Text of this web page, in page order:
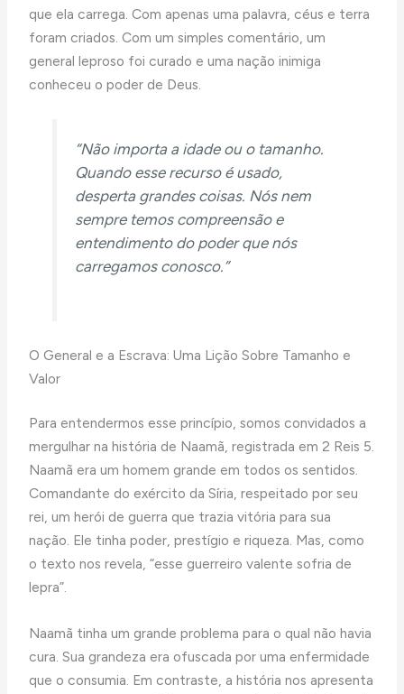
que ela carrega. Com apenas uma palavra, céus e terra
foram criados. Com um simples comentário, um
general leproso foi curado e uma nação inimiga
conheceu o poder de Deus.
“Não importa a idade ou o tamanho.
Quando esse recurso é usado,
desperta grandes coisas. Nós nem
sempre temos compreensão e
entendimento do poder que nós
carregamos conosco.”
O General e a Escrava: Uma Lição Sobre Tamanho e
Valor
Para entendermos esse princípio, somos convidados a
mergulhar na história de Naamã, registrada em 2 Reis 5.
Naamã era um homem grande em todos os sentidos.
Comandante do exército da Síria, respeitado por seu
rei, um herói de guerra que trazia vitória para sua
nação. Ele tinha poder, prestígio e riqueza. Mas, como
o texto nos revela, “esse guerreiro valente sofria de
lepra”.
Naamã tinha um grande problema para o qual não havia
cura. Sua grandeza era ofuscada por uma enfermidade
que o consumia. Em contraste, a história nos apresenta